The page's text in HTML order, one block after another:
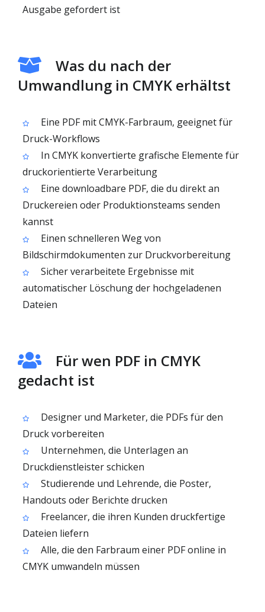
Ausgabe gefordert ist
Was du nach der
Umwandlung in CMYK erhältst
Eine PDF mit CMYK-Farbraum, geeignet für
Druck-Workflows
In CMYK konvertierte grafische Elemente für
druckorientierte Verarbeitung
Eine downloadbare PDF, die du direkt an
Druckereien oder Produktionsteams senden
kannst
Einen schnelleren Weg von
Bildschirmdokumenten zur Druckvorbereitung
Sicher verarbeitete Ergebnisse mit
automatischer Löschung der hochgeladenen
Dateien
Für wen PDF in CMYK
gedacht ist
Designer und Marketer, die PDFs für den
Druck vorbereiten
Unternehmen, die Unterlagen an
Druckdienstleister schicken
Studierende und Lehrende, die Poster,
Handouts oder Berichte drucken
Freelancer, die ihren Kunden druckfertige
Dateien liefern
Alle, die den Farbraum einer PDF online in
CMYK umwandeln müssen